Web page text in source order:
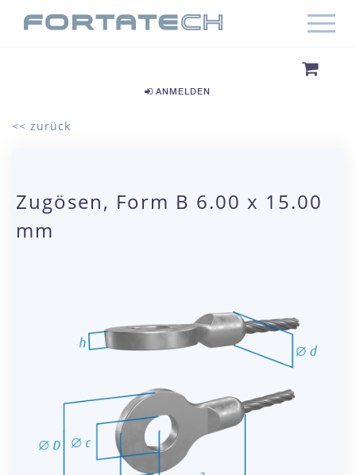
ANMELDEN
<< zurück
Zugösen, Form B 6.00 x 15.00
mm